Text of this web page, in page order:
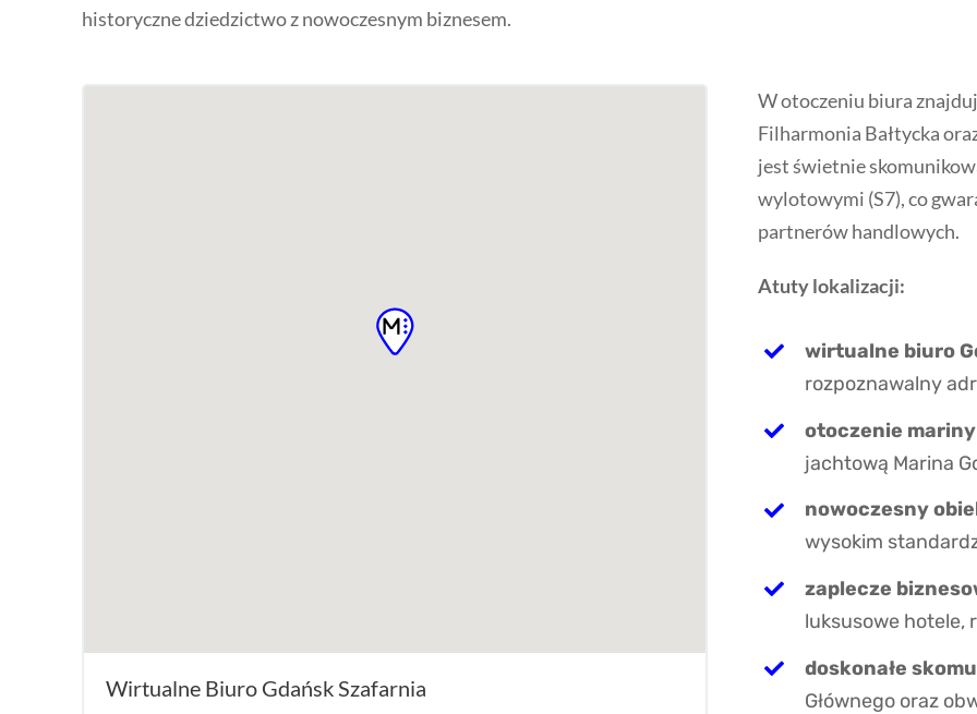
historyczne dziedzictwo z nowoczesnym biznesem.
Wirtualne Biuro Gdańsk Szafarnia
W otoczeniu biura
Filharmonia Bałtycka
jest świetnie
wylotowymi (S7), co
partnerów handlowych.
Atuty lokalizacji:
wirtualne biuro
rozpoznawalny
otoczenie mariny
jachtową Marina
nowoczesny
wysokim
zaplecze
luksusowe hotele,
doskonałe
Głównego oraz